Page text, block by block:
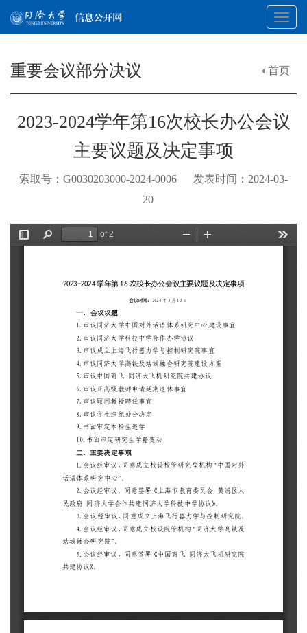
重要会议部分决议 首页
2023-2024学年第16次校长办公会议
主要议题及决定事项
索取号：G0030203000-2024-0006 发表时间：2024-03-
20